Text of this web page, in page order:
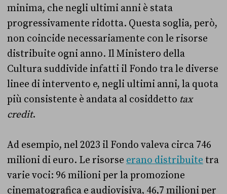
minima, che negli ultimi anni è stata
progressivamente ridotta. Questa soglia, però,
non coincide necessariamente con le risorse
distribuite ogni anno. Il Ministero della
Cultura suddivide infatti il Fondo tra le diverse
linee di intervento e, negli ultimi anni, la quota
più consistente è andata al cosiddetto tax
credit.
Ad esempio, nel 2023 il Fondo valeva circa 746
milioni di euro. Le risorse erano distribuite tra
varie voci: 96 milioni per la promozione
cinematografica e audiovisiva, 46,7 milioni per